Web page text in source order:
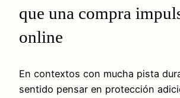
que una compra
online
En contextos con mucha pista
sentido pensar en protección